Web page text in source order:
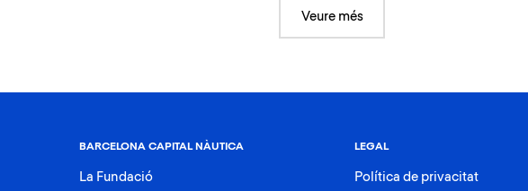
Veure més
BARCELONA CAPITAL NÀUTICA
La Fundació
LEGAL
Política de privacitat